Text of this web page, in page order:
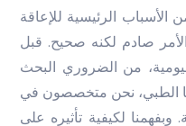
الرئيسية للإعاقة
الأمر صادم لكنه صحيح. قبل
من الضروري البحث
الطبي، نحن متخصصون في
وبفهمنا لكيفية تأثيره على